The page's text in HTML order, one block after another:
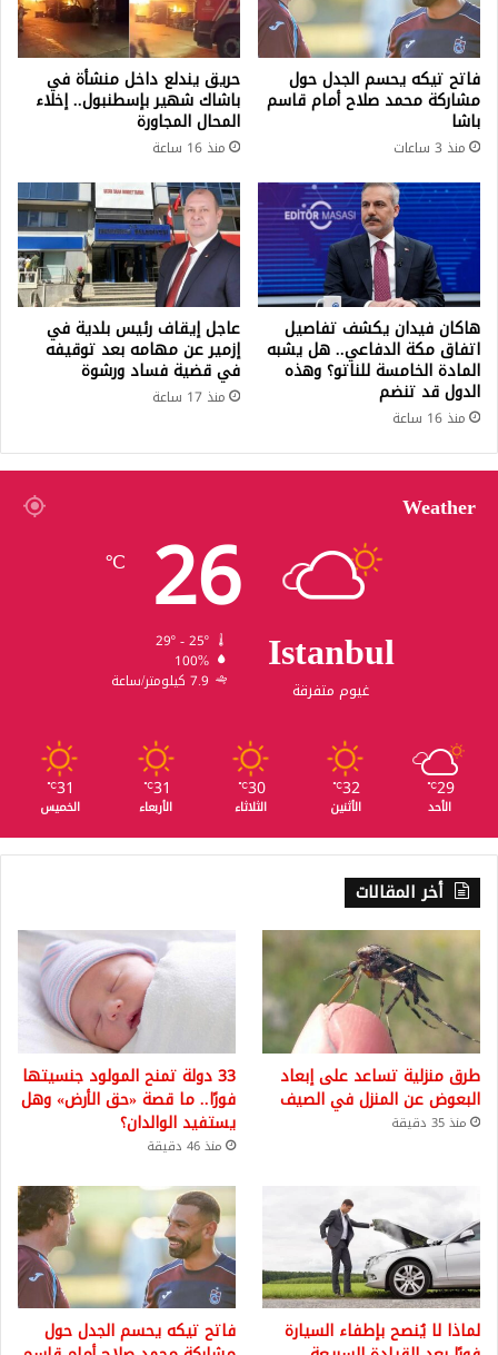
فاتح تيكه يحسم الجدل حول
مشاركة محمد صلاح أمام قاسم
باشا
منذ 3 ساعات
حريق يندلع داخل منشأة في
باشاك شهير بإسطنبول.. إخلاء
المحال المجاورة
منذ 16 ساعة
هاكان فيدان يكشف تفاصيل
اتفاق مكة الدفاعي.. هل يشبه
المادة الخامسة للناتو؟ وهذه
الدول قد تنضم
منذ 16 ساعة
عاجل إيقاف رئيس بلدية في
إزمير عن مهامه بعد توقيفه
في قضية فساد ورشوة
منذ 17 ساعة
Weather
Istanbul
غيوم متفرقة
26
℃
29º - 25º
100%
7.9 كيلومتر/ساعة
29
℃
الأحد
32
℃
الأثنين
30
℃
الثلاثاء
31
℃
الأربعاء
31
℃
الخميس
أخر المقالات
طرق منزلية تساعد على إبعاد
البعوض عن المنزل في الصيف
منذ 35 دقيقة
33 دولة تمنح المولود جنسيتها
فورًا.. ما قصة «حق الأرض» وهل
يستفيد الوالدان؟
منذ 46 دقيقة
لماذا لا يُنصح بإطفاء السيارة فاتح تيكه يحسم الجدل حول